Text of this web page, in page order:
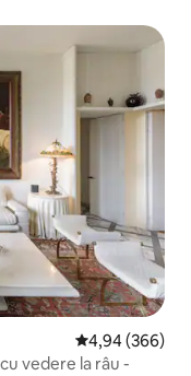
Scor mediu de
4,94 (366)
vedere la râu -